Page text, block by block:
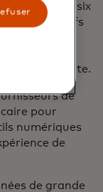
des deux et six
négatifs
négatif le
le
du compte.
de
pour
numériques
de
de grande